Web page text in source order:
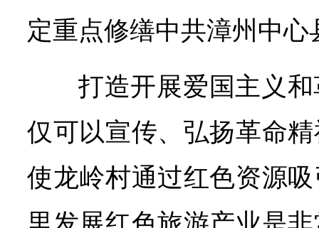
定重点修缮中共漳州中
打造开展爱国主义
仅可以宣传、弘扬革命
使龙岭村通过红色资源